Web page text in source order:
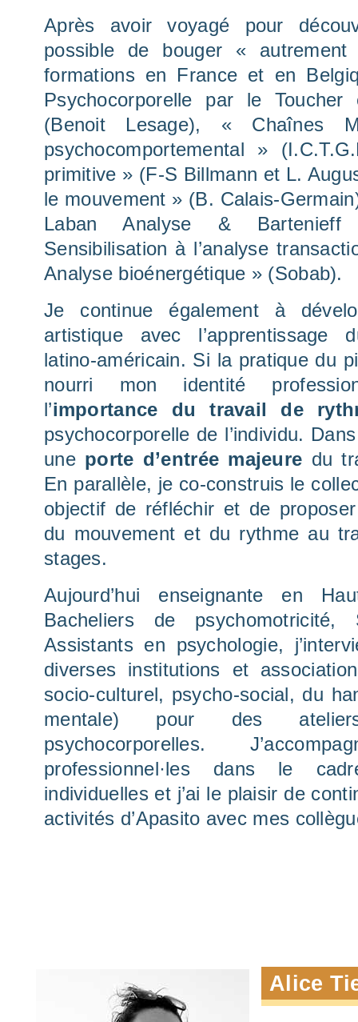
Après avoir voyagé pour
possible de bouger «
formations en France et en
Psychocorporelle par le
(Benoit Lesage), « Chaînes
psychocomportemental »
primitive » (F-S Billmann et L.
le mouvement » (B. Calais-
Laban Analyse &
Sensibilisation à l’analyse
Analyse bioénergétique » (Sobab).
Je continue également à
artistique avec l’apprentissage
latino-américain. Si la pratique du
nourri mon identité
l’importance du travail de
psychocorporelle de l’individu.
une porte d’entrée majeure du
En parallèle, je co-construis le
objectif de réfléchir et de
du mouvement et du rythme au
stages.
Aujourd’hui enseignante en
Bacheliers de
Assistants en psychologie,
diverses institutions et
socio-culturel, psycho-social, du
mentale) pour des
psychocorporelles.
professionnel·les dans le
individuelles et j’ai le plaisir de
activités d’Apasito avec mes
Alice